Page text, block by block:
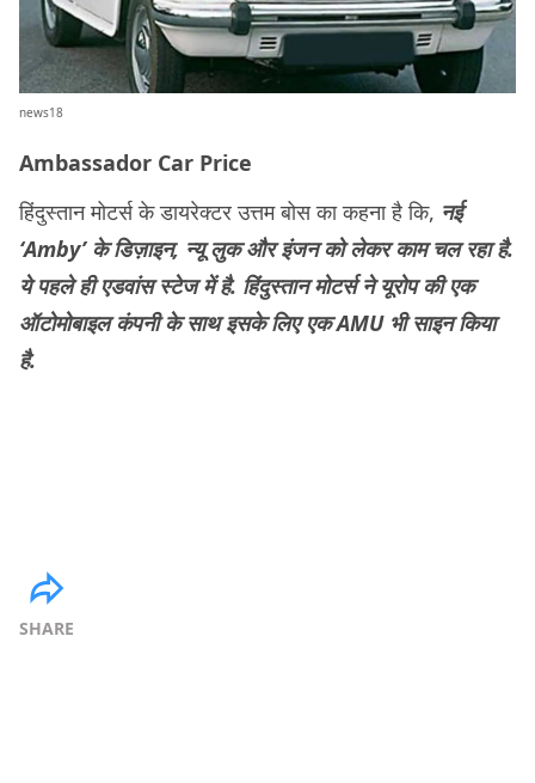
news18
Ambassador Car Price
हिंदुस्तान मोटर्स के डायरेक्टर उत्तम बोस का कहना है कि, नई
‘Amby’ के डिज़ाइन, न्यू लुक और इंजन को लेकर काम चल रहा है.
ये पहले ही एडवांस स्टेज में है. हिंदुस्तान मोटर्स ने यूरोप की एक
ऑटोमोबाइल कंपनी के साथ इसके लिए एक AMU भी साइन किया
है.
SHARE